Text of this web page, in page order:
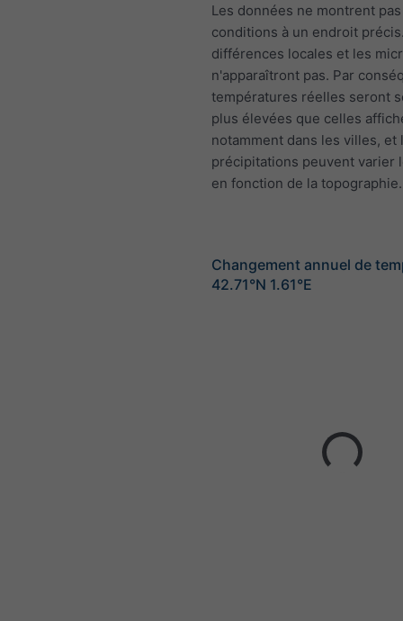
Les données ne montrent
conditions à un endroit
différences locales et les
n'apparaîtront pas. Par
températures réelles seront
plus élevées que celles
notamment dans les villes, et
précipitations peuvent varier
en fonction de la topographie.
Changement annuel de
42.71°N 1.61°E